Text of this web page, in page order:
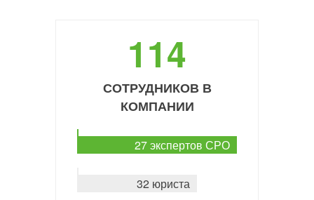
114
СОТРУДНИКОВ В
КОМПАНИИ
27 экспертов СРО
32 юриста